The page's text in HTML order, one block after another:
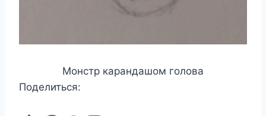
Монстр карандашом голова
Поделиться: